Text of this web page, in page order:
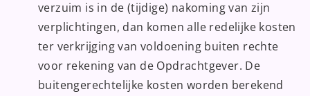
verzuim is in de (tijdige) nakoming van zijn
verplichtingen, dan komen alle redelijke kosten
ter verkrijging van voldoening buiten rechte
voor rekening van de Opdrachtgever. De
buitengerechtelijke kosten worden berekend